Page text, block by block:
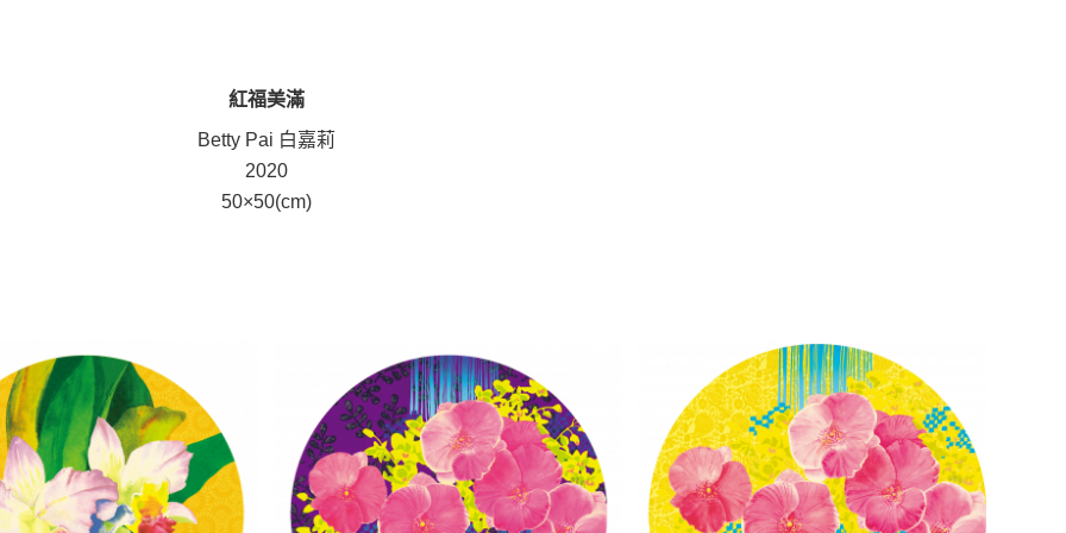
紅福美滿
Betty Pai 白嘉莉
2020
50×50(cm)